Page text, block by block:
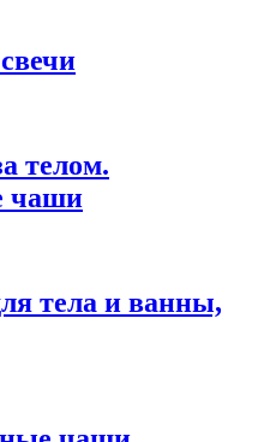
телом.
чаши
тела и ванны,